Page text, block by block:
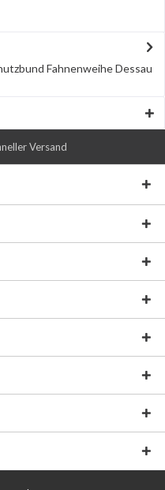
Fahnenweihe Dessau
Versand